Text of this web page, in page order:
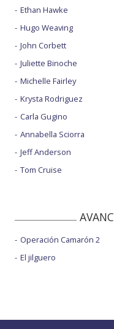
Ethan Hawke
Hugo Weaving
John Corbett
Juliette Binoche
Michelle Fairley
Krysta Rodriguez
Carla Gugino
Annabella Sciorra
Jeff Anderson
Tom Cruise
Operación Camarón 2
El jilguero